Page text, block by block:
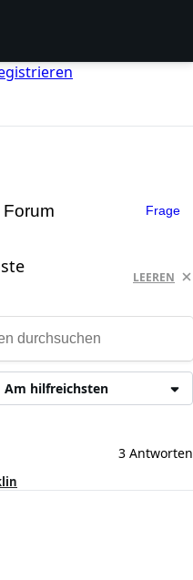
Frage
LEEREN
Am hilfreichsten
3 Antworten